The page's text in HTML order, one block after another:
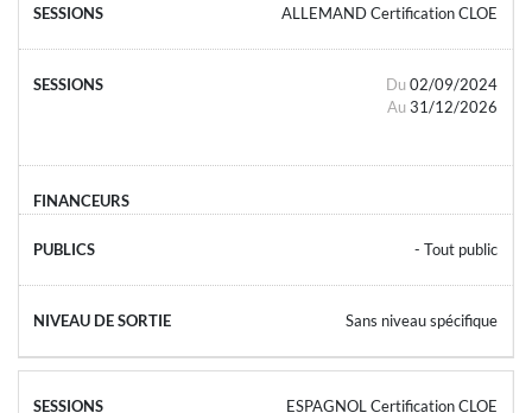
ALLEMAND Certification CLOE
Du 02/09/2024
Au 31/12/2026
- Tout public
Sans niveau spécifique
ESPAGNOL Certification CLOE